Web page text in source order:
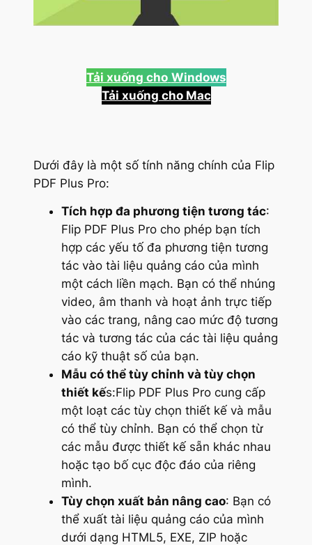
Tải xuống cho Windows
Tải xuống cho Mac
Dưới đây là một số tính năng chính của Flip
PDF Plus Pro:
Tích hợp đa phương tiện tương tác:
Flip PDF Plus Pro cho phép bạn tích
hợp các yếu tố đa phương tiện tương
tác vào tài liệu quảng cáo của mình
một cách liền mạch. Bạn có thể nhúng
video, âm thanh và hoạt ảnh trực tiếp
vào các trang, nâng cao mức độ tương
tác và tương tác của các tài liệu quảng
cáo kỹ thuật số của bạn.
Mẫu có thể tùy chỉnh và tùy chọn
thiết kếs:Flip PDF Plus Pro cung cấp
một loạt các tùy chọn thiết kế và mẫu
có thể tùy chỉnh. Bạn có thể chọn từ
các mẫu được thiết kế sẵn khác nhau
hoặc tạo bố cục độc đáo của riêng
mình.
Tùy chọn xuất bản nâng cao: Bạn có
thể xuất tài liệu quảng cáo của mình
dưới dạng HTML5, EXE, ZIP hoặc